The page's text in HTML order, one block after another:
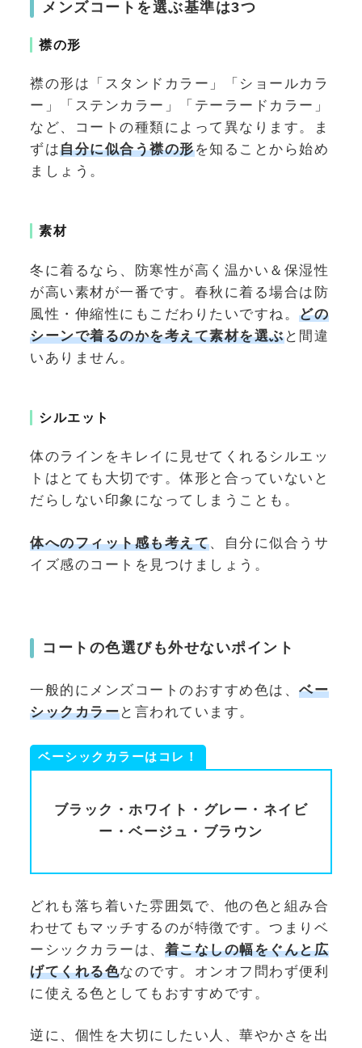
メンズコートを選ぶ基準は3つ
襟の形
襟の形は「スタンドカラー」「ショールカラ
ー」「ステンカラー」「テーラードカラー」
など、コートの種類によって異なります。ま
ずは自分に似合う襟の形を知ることから始め
ましょう。
素材
冬に着るなら、防寒性が高く温かい＆保湿性
が高い素材が一番です。春秋に着る場合は防
風性・伸縮性にもこだわりたいですね。 どの
シーンで着るのかを考えて素材を選ぶと間違
いありません。
シルエット
体のラインをキレイに見せてくれるシルエッ
トはとても大切です。体形と合っていないと
だらしない印象になってしまうことも。
体へのフィット感も考えて、自分に似合うサ
イズ感のコートを見つけましょう。
コートの色選びも外せないポイント
一般的にメンズコートのおすすめ色は、 ベー
シックカラーと言われています。
ベーシックカラーはコレ！
ブラック・ホワイト・グレー・ネイビ
ー・ベージュ・ブラウン
どれも落ち着いた雰囲気で、他の色と組み合
わせてもマッチするのが特徴です。つまりベ
ーシックカラーは、 着こなしの幅をぐんと広
げてくれる色なのです。オンオフ問わず便利
に使える色としてもおすすめです。
逆に、個性を大切にしたい人、華やかさを出